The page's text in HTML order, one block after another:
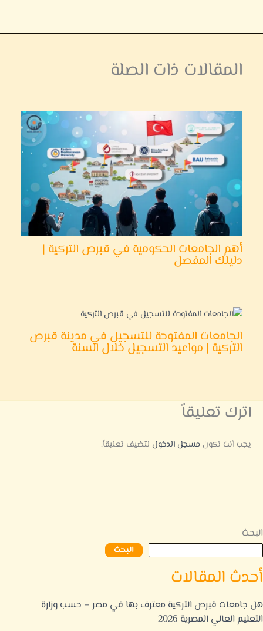
المقالات ذات الصلة
أهم الجامعات الحكومية في قبرص التركية |
دليلك المفصل
الجامعات المفتوحة للتسجيل في مدينة قبرص
التركية | مواعيد التسجيل خلال السنة
اترك تعليقاً
يجب أنت تكون مسجل الدخول لتضيف تعليقاً.
البحث
البحث
أحدث المقالات
هل جامعات قبرص التركية معترف بها في مصر – حسب وزارة
التعليم العالي المصرية 2026